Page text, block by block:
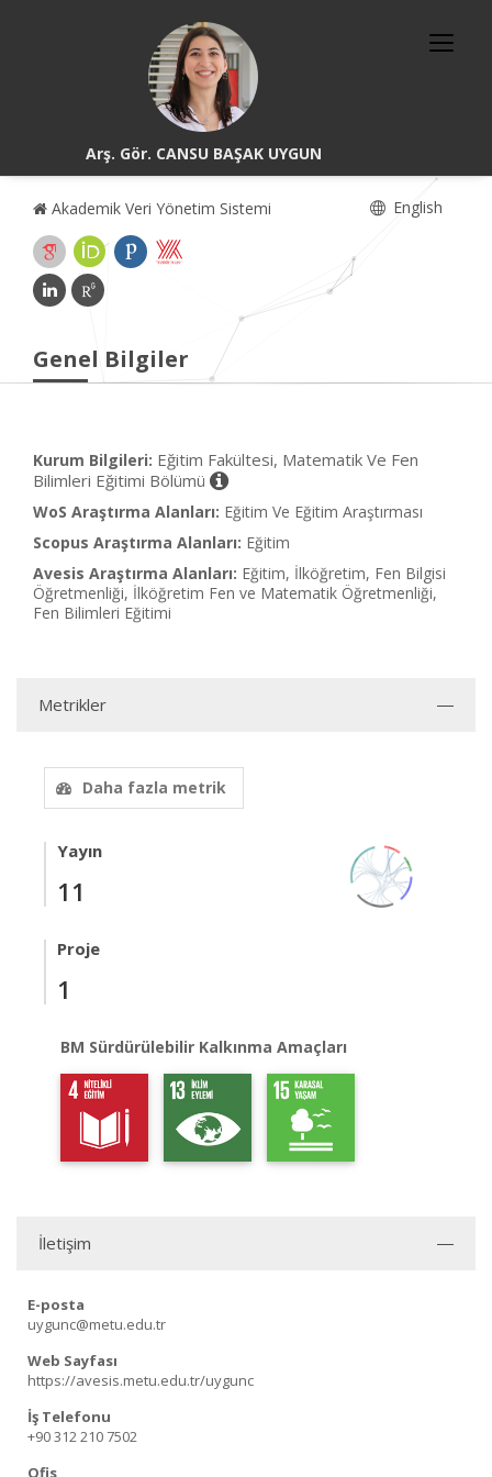
Arş. Gör. CANSU BAŞAK UYGUN
Akademik Veri Yönetim Sistemi English
Genel Bilgiler
Kurum Bilgileri: Eğitim Fakültesi, Matematik Ve Fen
Bilimleri Eğitimi Bölümü
WoS Araştırma Alanları: Eğitim Ve Eğitim Araştırması
Scopus Araştırma Alanları: Eğitim
Avesis Araştırma Alanları: Eğitim, İlköğretim, Fen Bilgisi
Öğretmenliği, İlköğretim Fen ve Matematik Öğretmenliği,
Fen Bilimleri Eğitimi
Metrikler
Daha fazla metrik
Yayın
11
Proje
1
BM Sürdürülebilir Kalkınma Amaçları
İletişim
E-posta
uygunc@metu.edu.tr
Web Sayfası
https://avesis.metu.edu.tr/uygunc
İş Telefonu
+90 312 210 7502
Ofis